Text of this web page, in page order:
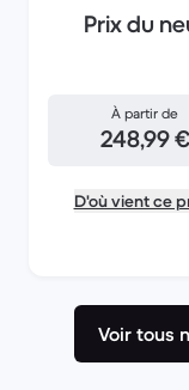
Prix du
À partir de
248,99 €
D'où vient ce
Voir tous